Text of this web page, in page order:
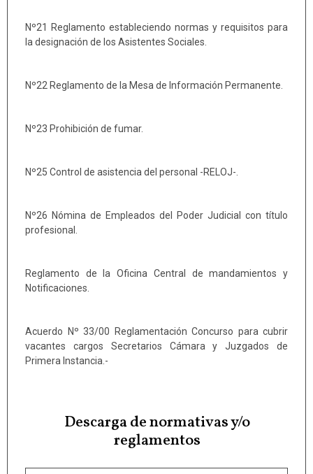
Nº21 Reglamento estableciendo normas y requisitos para
la designación de los Asistentes Sociales.
Nº22 Reglamento de la Mesa de Información Permanente.
Nº23 Prohibición de fumar.
Nº25 Control de asistencia del personal -RELOJ-.
Nº26 Nómina de Empleados del Poder Judicial con título
profesional.
Reglamento de la Oficina Central de mandamientos y
Notificaciones.
Acuerdo Nº 33/00 Reglamentación Concurso para cubrir
vacantes cargos Secretarios Cámara y Juzgados de
Primera Instancia.-
Descarga de normativas y/o
reglamentos